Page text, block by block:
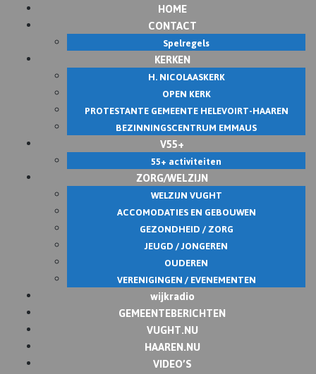
HOME
CONTACT
Spelregels
KERKEN
H. NICOLAASKERK
OPEN KERK
PROTESTANTE GEMEENTE HELEVOIRT-HAAREN
BEZINNINGSCENTRUM EMMAUS
V55+
55+ activiteiten
ZORG/WELZIJN
WELZIJN VUGHT
ACCOMODATIES EN GEBOUWEN
GEZONDHEID / ZORG
JEUGD / JONGEREN
OUDEREN
VERENIGINGEN / EVENEMENTEN
wijkradio
GEMEENTEBERICHTEN
VUGHT.NU
HAAREN.NU
VIDEO’S